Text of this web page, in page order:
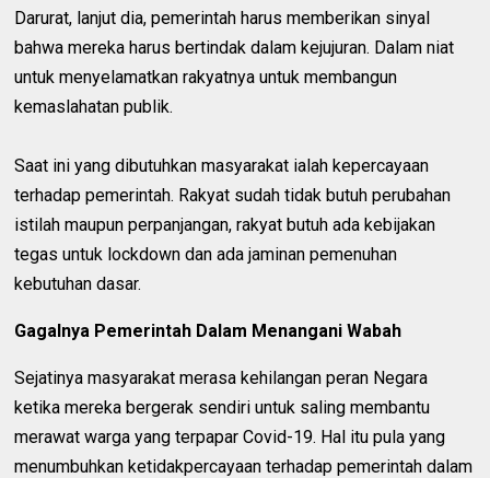
Darurat, lanjut dia, pemerintah harus memberikan sinyal
bahwa mereka harus bertindak dalam kejujuran. Dalam niat
untuk menyelamatkan rakyatnya untuk membangun
kemaslahatan publik.
Saat ini yang dibutuhkan masyarakat ialah kepercayaan
terhadap pemerintah. Rakyat sudah tidak butuh perubahan
istilah maupun perpanjangan, rakyat butuh ada kebijakan
tegas untuk lockdown dan ada jaminan pemenuhan
kebutuhan dasar.
Gagalnya Pemerintah Dalam Menangani Wabah
Sejatinya masyarakat merasa kehilangan peran Negara
ketika mereka bergerak sendiri untuk saling membantu
merawat warga yang terpapar Covid-19. Hal itu pula yang
menumbuhkan ketidakpercayaan terhadap pemerintah dalam